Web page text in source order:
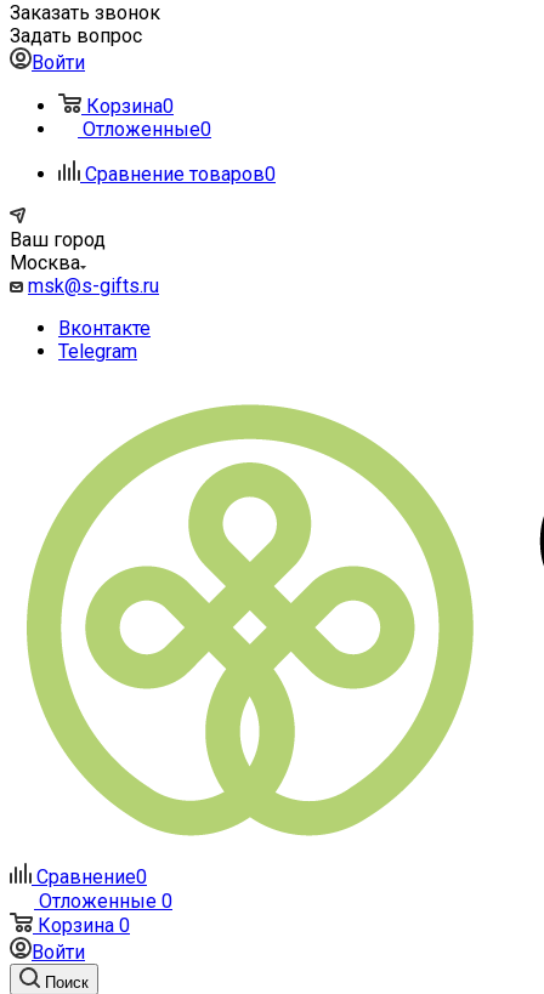
Заказать звонок
Задать вопрос
Войти
Корзина0
Отложенные0
Сравнение товаров0
Ваш город
Москва
msk@s-gifts.ru
Вконтакте
Telegram
Сравнение0
Отложенные 0
Корзина 0
Войти
Поиск